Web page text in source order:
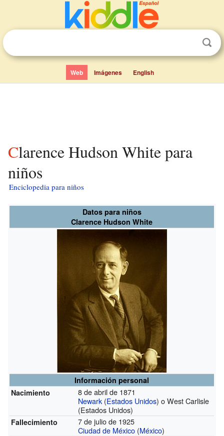
Web Imágenes English
Clarence Hudson White para
niños
Enciclopedia para niños
Datos para niños
Clarence Hudson White
Información personal
Nacimiento
8 de abril de 1871
Newark (Estados Unidos) o West Carlisle
(Estados Unidos)
Fallecimiento
7 de julio de 1925
Ciudad de México (México)